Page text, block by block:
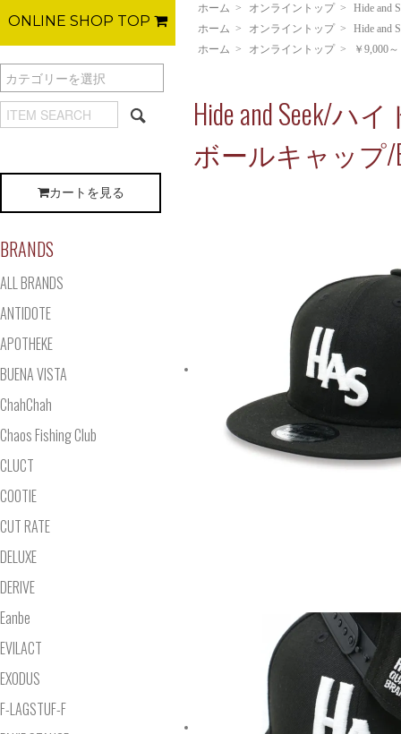
ホーム > オンライントップ >
Hide and
ホーム > オンライントップ >
Hide and
ホーム > オンライントップ > ￥9,000
Hide and Seek/ハ
ボールキャップ/
ONLINE SHOP TOP
カートを見る
BRANDS
ALL BRANDS
ANTIDOTE
APOTHEKE
BUENA VISTA
ChahChah
Chaos Fishing Club
CLUCT
COOTIE
CUT RATE
DELUXE
DERIVE
Eanbe
EVILACT
EXODUS
F-LAGSTUF-F